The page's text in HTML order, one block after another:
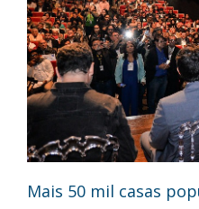
Mais 50 mil casas